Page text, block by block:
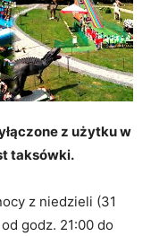
z użytku w
taksówki.
z niedzieli (31
godz. 21:00 do